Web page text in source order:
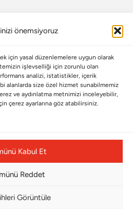
önemsiyoruz
için yasal düzenlemelere uygun olarak
işlevselliği için zorunlu olan
analizi, istatistikler, içerik
alanlarda size özel hizmet sunabilmemiz
ve aydınlatma metnimizi inceleyebilir,
çerez ayarlarına göz atabilirsiniz.
Kabul Et
Reddet
Görüntüle
DESIGN CENTER